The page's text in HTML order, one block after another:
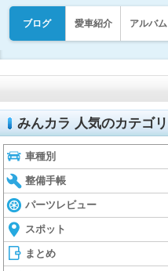
ブログ 愛車紹介 アルバム
みんカラ 人気のカテゴリ
車種別
整備手帳
パーツレビュー
スポット
まとめ